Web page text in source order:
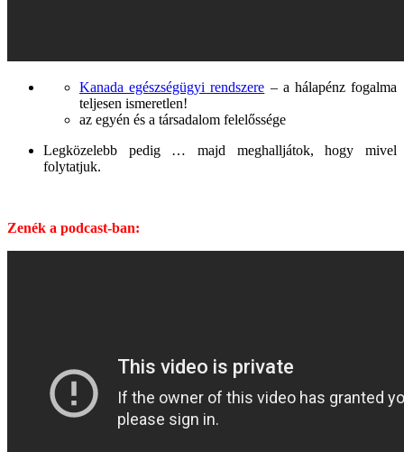
Kanada egészségügyi rendszere – a hálapénz fogalma
teljesen ismeretlen!
az egyén és a társadalom felelőssége
Legközelebb pedig … majd meghalljátok, hogy mivel
folytatjuk.
Zenék a podcast-ban: